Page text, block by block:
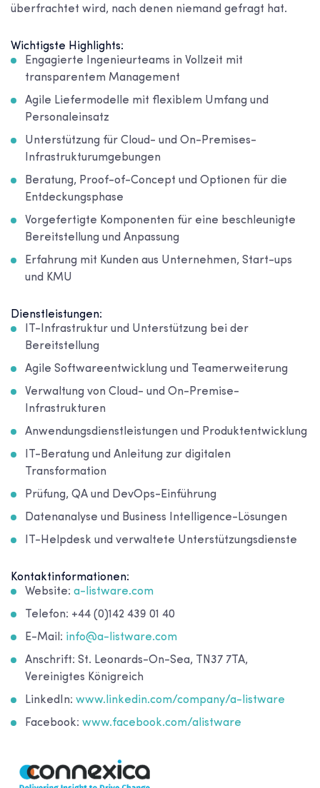
überfrachtet wird, nach denen niemand gefragt hat.
Wichtigste Highlights:
Engagierte Ingenieurteams in Vollzeit mit
transparentem Management
Agile Liefermodelle mit flexiblem Umfang und
Personaleinsatz
Unterstützung für Cloud- und On-Premises-
Infrastrukturumgebungen
Beratung, Proof-of-Concept und Optionen für die
Entdeckungsphase
Vorgefertigte Komponenten für eine beschleunigte
Bereitstellung und Anpassung
Erfahrung mit Kunden aus Unternehmen, Start-ups
und KMU
Dienstleistungen:
IT-Infrastruktur und Unterstützung bei der
Bereitstellung
Agile Softwareentwicklung und Teamerweiterung
Verwaltung von Cloud- und On-Premise-
Infrastrukturen
Anwendungsdienstleistungen und Produktentwicklung
IT-Beratung und Anleitung zur digitalen
Transformation
Prüfung, QA und DevOps-Einführung
Datenanalyse und Business Intelligence-Lösungen
IT-Helpdesk und verwaltete Unterstützungsdienste
Kontaktinformationen:
Website: a-listware.com
Telefon: +44 (0)142 439 01 40
E-Mail: info@a-listware.com
Anschrift: St. Leonards-On-Sea, TN37 7TA,
Vereinigtes Königreich
LinkedIn: www.linkedin.com/company/a-listware
Facebook: www.facebook.com/alistware